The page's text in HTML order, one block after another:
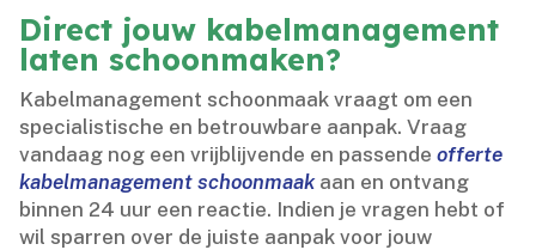
Direct jouw kabelmanagement
laten schoonmaken?
Kabelmanagement schoonmaak vraagt om een
specialistische en betrouwbare aanpak.​ Vraag
vandaag nog een vrijblijvende en passendeofferte
kabelmanagement schoonmaakaan en ontvang
binnen 24 uur een reactie.​ Indien je vragen hebt of
wil sparren over de juiste aanpak voor jouw